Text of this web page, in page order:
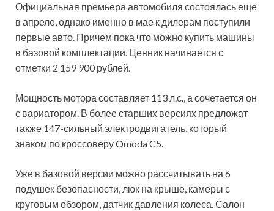
Официальная премьера автомобиля состоялась еще
в апреле, однако именно в мае к дилерам поступили
первые авто. Причем пока что можно купить машины
в базовой комплектации. Ценник начинается с
отметки 2 159 900 рублей.
Мощность мотора составляет 113 л.с., а сочетается он
с вариатором. В более старших версиях предложат
также 147-сильный электродвигатель, который
знаком по кроссоверу Omoda C5.
Уже в базовой версии можно рассчитывать на 6
подушек безопасности, люк на крыше, камеры с
круговым обзором, датчик давления колеса. Салон